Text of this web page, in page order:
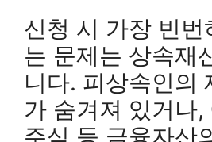
신청 시 가장 빈
는 문제는 상속재
니다. 피상속인의
가 숨겨져 있거나,
주식 등 금융자산